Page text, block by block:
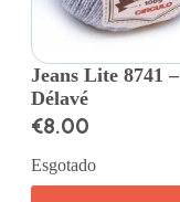
Jeans Lite 8741 –
Délavé
€8.00
Esgotado